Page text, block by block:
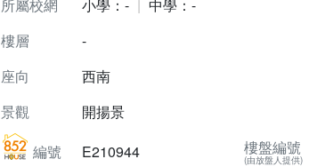
所屬校網
小學：-
中學：-
樓層
-
座向
西南
景觀
開揚景
編號
E210944 樓盤編號
(由放盤人提供)